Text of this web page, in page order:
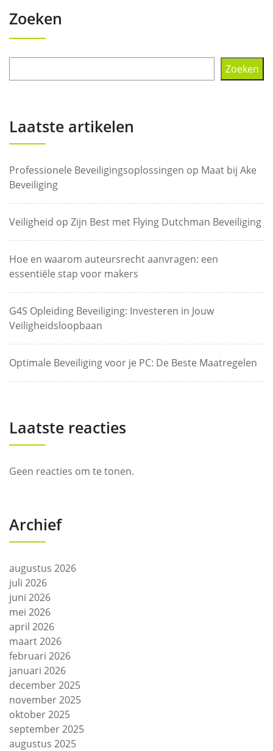
Zoeken
Zoeken
Laatste artikelen
Professionele Beveiligingsoplossingen op Maat bij Ake
Beveiliging
Veiligheid op Zijn Best met Flying Dutchman Beveiliging
Hoe en waarom auteursrecht aanvragen: een
essentiële stap voor makers
G4S Opleiding Beveiliging: Investeren in Jouw
Veiligheidsloopbaan
Optimale Beveiliging voor je PC: De Beste Maatregelen
Laatste reacties
Geen reacties om te tonen.
Archief
augustus 2026
juli 2026
juni 2026
mei 2026
april 2026
maart 2026
februari 2026
januari 2026
december 2025
november 2025
oktober 2025
september 2025
augustus 2025